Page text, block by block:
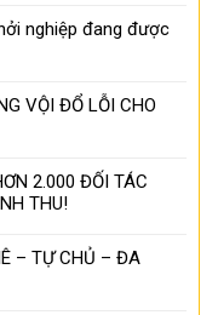
nghiệp đang được
VỘI ĐỔ LỖI CHO
2.000 ĐỐI TÁC
THU!
– TỰ CHỦ – ĐA